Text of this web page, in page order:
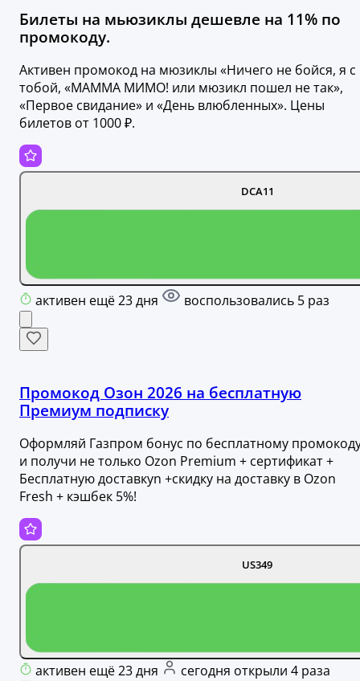
Билеты на мьюзиклы дешевле на 11% по
промокоду.
Активен промокод на мюзиклы «Ничего не бойся, я с
тобой, «‎МАММА МИМО! или мюзикл пошел не так»,
«‎Первое свидание» и «‎День влюбленных». Цены
билетов от 1000 ₽.
DCA11
активен ещё 23 дня воспользовались 5 раз
Промокод Озон 2026 на бесплатную
Премиум подписку
Оформляй Газпром бонус по бесплатному
и получи не только Ozon Premium + сертификат +
Бесплатную доставкуn +скидку на доставку в Ozon
Fresh + кэшбек 5%!
US349
активен ещё 23 дня сегодня открыли 4 раза